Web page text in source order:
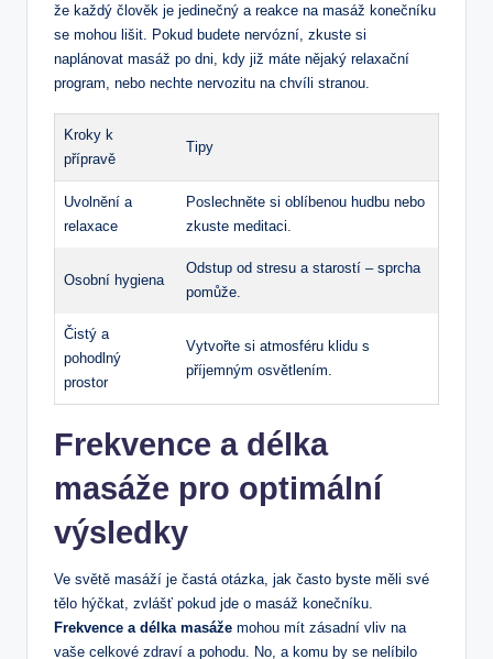
že každý člověk je jedinečný a reakce na masáž konečníku
se mohou lišit. Pokud budete nervózní, zkuste si
naplánovat masáž po dni, kdy již máte nějaký relaxační
program, nebo nechte nervozitu na chvíli stranou.
Kroky k
přípravě
Tipy
Uvolnění a
relaxace
Poslechněte si oblíbenou hudbu nebo
zkuste meditaci.
Osobní hygiena
Odstup od stresu a starostí – sprcha
pomůže.
Čistý a
pohodlný
prostor
Vytvořte si atmosféru klidu s
příjemným osvětlením.
Frekvence a délka
masáže pro optimální
výsledky
Ve světě masáží je častá otázka, jak často byste měli své
tělo hýčkat, zvlášť pokud jde o masáž konečníku.
Frekvence a délka masáže mohou mít zásadní vliv na
vaše celkové zdraví a pohodu. No, a komu by se nelíbilo